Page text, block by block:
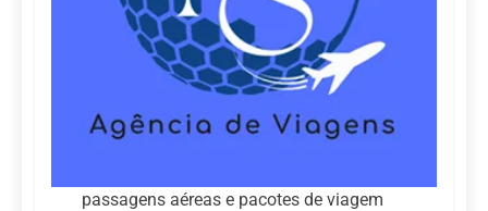
passagens aéreas e pacotes de viagem